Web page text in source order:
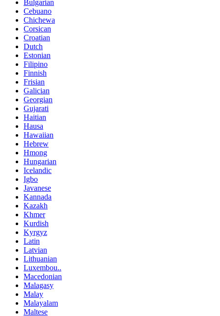
Bulgarian
Cebuano
Chichewa
Corsican
Croatian
Dutch
Estonian
Filipino
Finnish
Frisian
Galician
Georgian
Gujarati
Haitian
Hausa
Hawaiian
Hebrew
Hmong
Hungarian
Icelandic
Igbo
Javanese
Kannada
Kazakh
Khmer
Kurdish
Kyrgyz
Latin
Latvian
Lithuanian
Luxembou..
Macedonian
Malagasy
Malay
Malayalam
Maltese